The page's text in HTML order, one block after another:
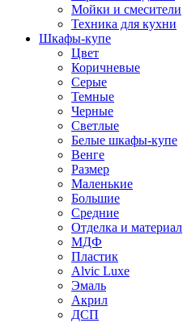
Мойки и смесители
Техника для кухни
Шкафы-купе
Цвет
Коричневые
Серые
Темные
Черные
Светлые
Белые шкафы-купе
Венге
Размер
Маленькие
Большие
Средние
Отделка и материал
МДФ
Пластик
Alvic Luxe
Эмаль
Акрил
ДСП